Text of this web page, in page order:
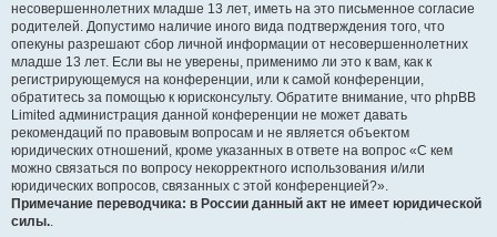
несовершеннолетних младше 13 лет, иметь на это письменное согласие
родителей. Допустимо наличие иного вида подтверждения того, что
опекуны разрешают сбор личной информации от несовершеннолетних
младше 13 лет. Если вы не уверены, применимо ли это к вам, как к
регистрирующемуся на конференции, или к самой конференции,
обратитесь за помощью к юрисконсульту. Обратите внимание, что phpBB
Limited администрация данной конференции не может давать
рекомендаций по правовым вопросам и не является объектом
юридических отношений, кроме указанных в ответе на вопрос «С кем
можно связаться по вопросу некорректного использования и/или
юридических вопросов, связанных с этой конференцией?».
Примечание переводчика: в России данный акт не имеет юридической
силы..